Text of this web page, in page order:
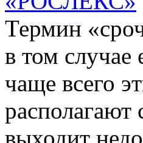
Термин
в том случае
чаще всего
располагают